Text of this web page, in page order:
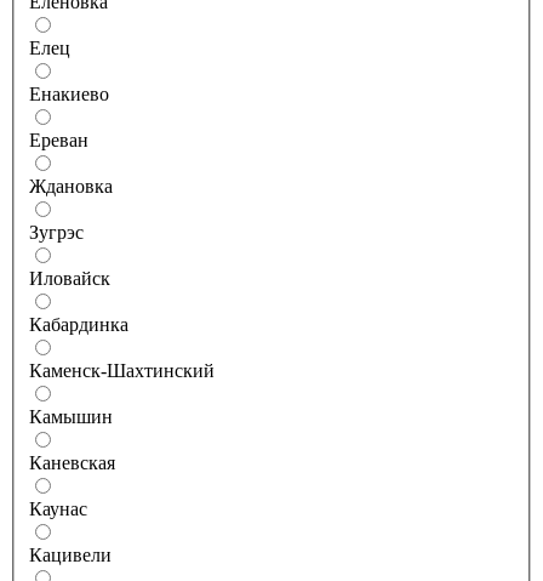
Елец
Енакиево
Ереван
Ждановка
Зугрэс
Иловайск
Кабардинка
Каменск-Шахтинский
Камышин
Каневская
Каунас
Кацивели